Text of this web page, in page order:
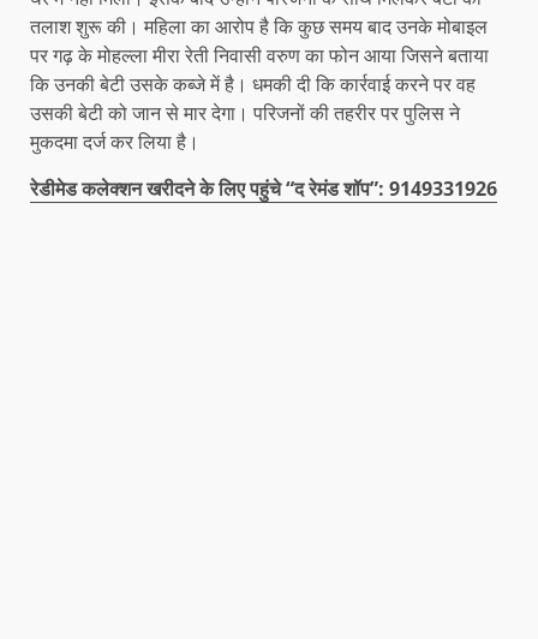
तलाश शुरू की। महिला का आरोप है कि कुछ समय बाद उनके मोबाइल
पर गढ़ के मोहल्ला मीरा रेती निवासी वरुण का फोन आया जिसने बताया
कि उनकी बेटी उसके कब्जे में है। धमकी दी कि कार्रवाई करने पर वह
उसकी बेटी को जान से मार देगा। परिजनों की तहरीर पर पुलिस ने
मुकदमा दर्ज कर लिया है।
रेडीमेड कलेक्शन खरीदने के लिए पहुंचे “द रेमंड शॉप”: 9149331926